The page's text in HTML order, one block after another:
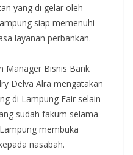
yang di gelar oleh
siap memenuhi
layanan perbankan.
Manager Bisnis Bank
Delva Alra mengatakan
di Lampung Fair selain
sudah fakum selama
membuka
nasabah.